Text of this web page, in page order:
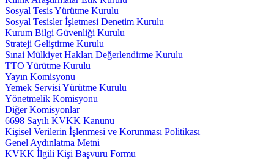
Sosyal Tesis Yürütme Kurulu
Sosyal Tesisler İşletmesi Denetim Kurulu
Kurum Bilgi Güvenliği Kurulu
Strateji Geliştirme Kurulu
Sınai Mülkiyet Hakları Değerlendirme Kurulu
TTO Yürütme Kurulu
Yayın Komisyonu
Yemek Servisi Yürütme Kurulu
Yönetmelik Komisyonu
Diğer Komisyonlar
6698 Sayılı KVKK Kanunu
Kişisel Verilerin İşlenmesi ve Korunması Politikası
Genel Aydınlatma Metni
KVKK İlgili Kişi Başvuru Formu